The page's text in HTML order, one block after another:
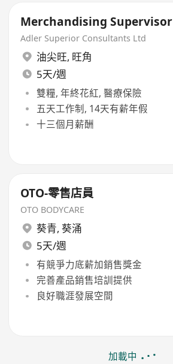
Merchandising Supervisor
Adler Superior Consultants Ltd
油尖旺, 旺角
5天/週
雙糧, 年終花紅, 醫療保險
五天工作制, 14天有薪年假
十三個月薪酬
OTO-零售店員
OTO BODYCARE
葵青, 葵涌
5天/週
有競爭力底薪加銷售獎金
完善產品銷售培訓提供
良好職涯發展空間
加載中